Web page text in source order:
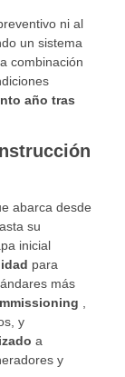
ni al
un sistema
combinación
año tras
abarca desde
su
inicial
para
más
y
a
y